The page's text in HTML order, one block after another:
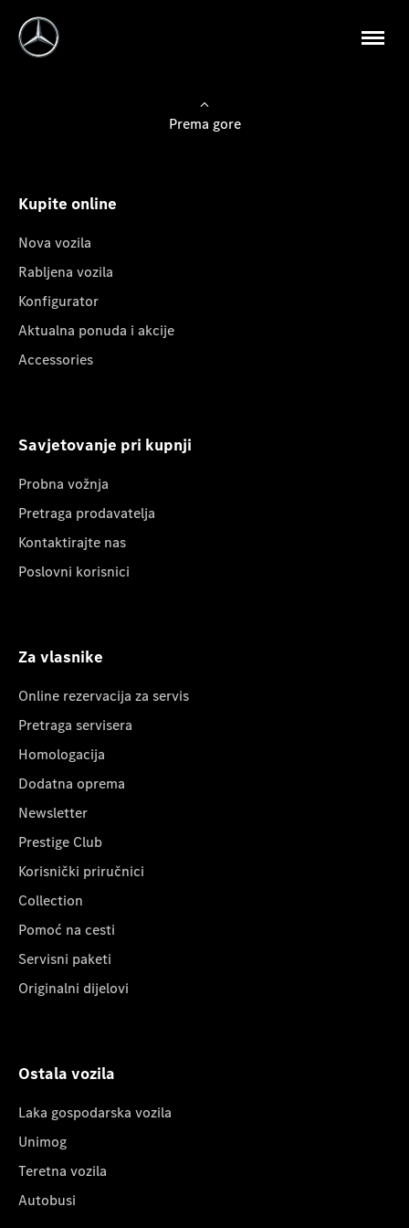
Prema gore
Kupite online
Nova vozila
Rabljena vozila
Konfigurator
Aktualna ponuda i akcije
Accessories
Savjetovanje pri kupnji
Probna vožnja
Pretraga prodavatelja
Kontaktirajte nas
Poslovni korisnici
Za vlasnike
Online rezervacija za servis
Pretraga servisera
Homologacija
Dodatna oprema
Newsletter
Prestige Club
Korisnički priručnici
Collection
Pomoć na cesti
Servisni paketi
Originalni dijelovi
Ostala vozila
Laka gospodarska vozila
Unimog
Teretna vozila
Autobusi